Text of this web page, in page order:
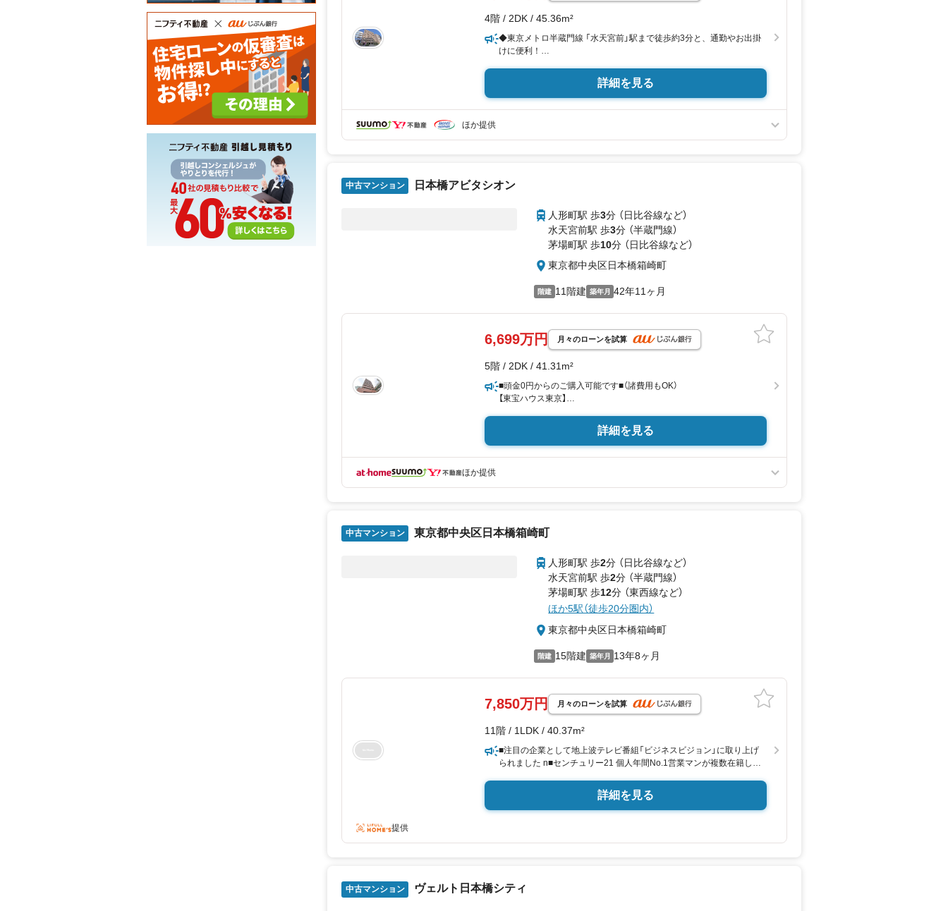
4階 / 2DK / 45.36m²
◆東京メトロ半蔵門線 「水天宮前」駅まで徒歩約3分と、通勤やお出掛
けに便利！
◆エアコン付きのため、ご入居後すぐに快適な新生活を始められま
◆独立洗面台付きで、水まわりも使いやすいお部屋です！
◆お手入れしやすいフローリング仕様！
【営業時間10:0019:00】
現地を見学される場合はご見学予約ボタンより
ご希望の日時をご記入いただけますとスムーズにご案内が可能です。
諸費用込融資や築年数の古い物件のローンも得意としており、最適な
**リフォーム**
の同行も可能です。
詳細を見る
ほか提供
中古マンション 日本橋アビタシオン
人形町駅 歩3分 （日比谷線など）
水天宮前駅 歩3分 （半蔵門線）
茅場町駅 歩10分 （日比谷線など）
東京都中央区日本橋箱崎町
階建 11階建 築年月 42年11ヶ月
6,699万円 月々のローンを試算
5階 / 2DK / 41.31m²
■頭金0円からのご購入可能です■（諸費用もOK）
【東宝ハウス東京】
【Yahoo！ 不動産キャンペーン対象店舗】
「資料をもらう」「見学予約をする」ボタンからお問い合わせください。
ご案内・詳細な資料のご請求はお気軽にどうぞ♪
お電話でのお問い合わせも常時受け付けております！
お気軽にお問い合わせください。
詳細を見る
ほか提供
中古マンション 東京都中央区日本橋箱崎町
人形町駅 歩2分 （日比谷線など）
水天宮前駅 歩2分 （半蔵門線）
茅場町駅 歩12分 （東西線など）
ほか5駅（徒歩20分圏内）
東京都中央区日本橋箱崎町
階建 15階建 築年月 13年8ヶ月
7,850万円 月々のローンを試算
11階 / 1LDK / 40.37m²
■注目の企業として地上波テレビ番組「ビジネスビジョン」に取り上げ
られました n■センチュリー21 個人年間No.1営業マンが複数在籍して
団です。 n■ご案内時にはお客様のご自宅までお伺いいたしますので、
ご来店の必要はございません。n■他社さん掲載物件も弊社にてご紹
介・ご案内可能です
詳細を見る
提供
中古マンション ヴェルト日本橋シティ